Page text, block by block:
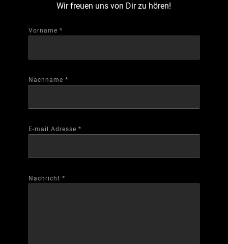
Wir freuen uns von Dir zu hören!
Vorname *
Nachname *
E-mail Adresse *
Nachricht *